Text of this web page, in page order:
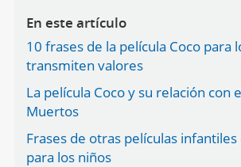
En este artículo
10 frases de la película Coco para
transmiten valores
La película Coco y su relación con
Muertos
Frases de otras películas
para los niños